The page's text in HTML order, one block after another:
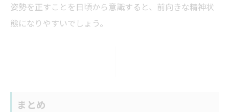
姿勢を正すことを日頃から意識すると、前向きな精神状
態になりやすいでしょう。
まとめ